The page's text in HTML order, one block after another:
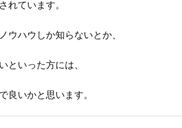
れています。
ウハウしか知らないとか、
といった方には、
良いかと思います。